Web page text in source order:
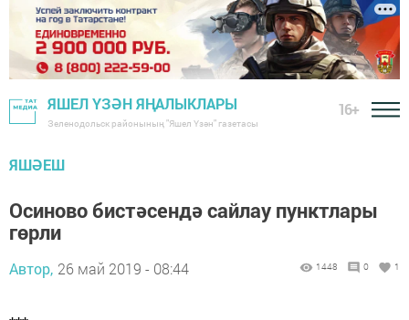
ЯШЕЛ ҮЗӘН ЯҢАЛЫКЛАРЫ
Зеленодольск районының "Яшел Үзән" газетасы
16+
ЯШӘЕШ
Осиново бистәсендә сайлау пунктлары
гөрли
Автор, 26 май 2019 - 08:44 1448 0 1